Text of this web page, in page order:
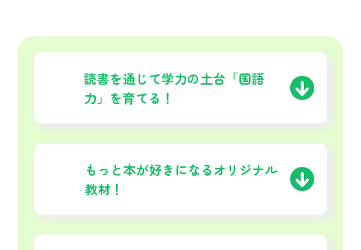
読書を通じて学力の土台 「国語
力」を育てる！
もっと本が好きになるオリジナル
教材！